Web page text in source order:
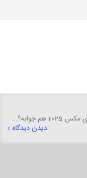
دیدن دیدگاه